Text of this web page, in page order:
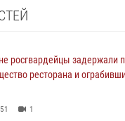
росгвардейцы задержали
ресторана и
1